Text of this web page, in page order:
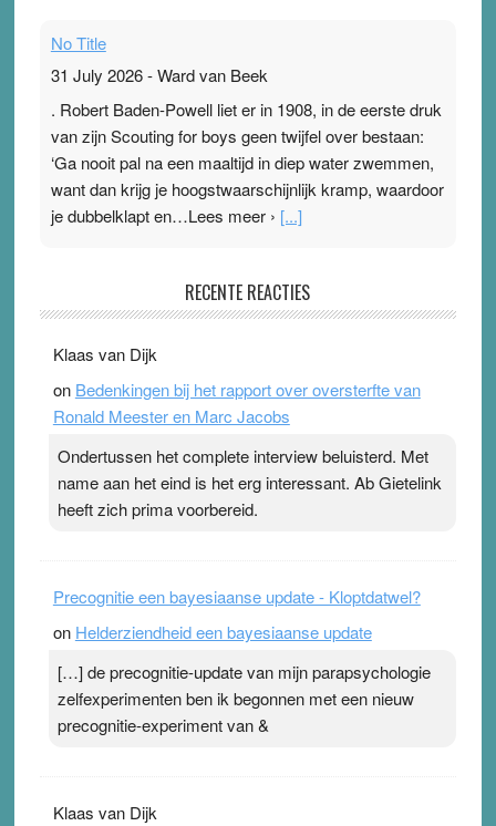
No Title
31 July 2026-Ward van Beek
. Robert Baden-Powell liet er in 1908, in de eerste druk
van zijn Scouting for boys geen twijfel over bestaan:
‘Ga nooit pal na een maaltijd in diep water zwemmen,
want dan krijg je hoogstwaarschijnlijk kramp, waardoor
je dubbelklapt en…Lees meer › [...]
Ward van Beek
topsporters. Ze hopen ermee hun hartslag te verlagen
terwijl ze meer zuurstof opnemen. Daarop heeft zo’n
pleister geen effect. Maar het gevoel ‘makkelijker te
Pleisterplakkers in de topspsort ›[...]
RECENTE REACTIES
Klaas van Dijk
on Bedenkingen bij het rapport over oversterfte van
Ronald Meester en Marc Jacobs
Ondertussen het complete interview beluisterd. Met
name aan het eind is het erg interessant. Ab Gietelink
heeft zich prima voorbereid.
Precognitie een bayesiaanse update - Kloptdatwel?
on Helderziendheid een bayesiaanse update
[…] de precognitie-update van mijn parapsychologie
zelfexperimenten ben ik begonnen met een nieuw
precognitie-experiment van &
Klaas van Dijk